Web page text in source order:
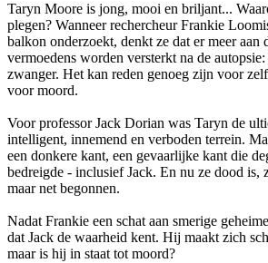
Taryn Moore is jong, mooi en briljant...
plegen? Wanneer rechercheur Frankie
balkon onderzoekt, denkt ze dat er meer aan
vermoedens worden versterkt na de
zwanger. Het kan reden genoeg zijn voor
voor moord.
Voor professor Jack Dorian was Taryn de
intelligent, innemend en verboden terrein.
een donkere kant, een gevaarlijke kant die
bedreigde - inclusief Jack. En nu ze dood is,
maar net begonnen.
Nadat Frankie een schat aan smerige
dat Jack de waarheid kent. Hij maakt zich
maar is hij in staat tot moord?